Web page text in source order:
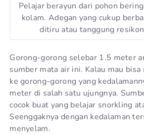
Pelajar berayun dari pohon
kolam. Adegan yang cukup
ditiru atau tanggung
Gorong-gorong selebar 1.5 meter
sumber mata air ini. Kalau mau bisa
ke gorong-gorong yang
meter di salah satu ujungnya.
cocok buat yang belajar snorkling
Seenggaknya dengan kedalaman
menyelam.